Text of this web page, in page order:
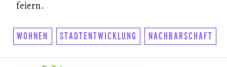
feiern.
WOHNEN STADTENTWICKLUNG NACHBARSCHAFT